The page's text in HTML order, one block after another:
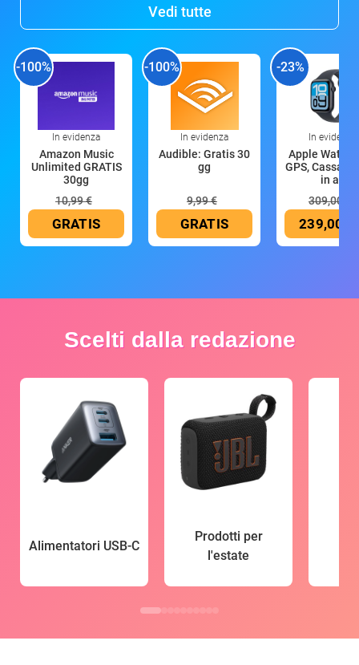
Vedi tutte
-100%
In evidenza
Amazon Music
Unlimited GRATIS
30gg
10,99 €
GRATIS
-100%
In evidenza
Audible: Gratis 30
gg
9,99 €
GRATIS
-23%
In evidenza
Apple Watch
GPS, Cassa
in all
309,00 €
239,00 €
Scelti dalla redazione
Alimentatori USB-C
Prodotti per
l'estate